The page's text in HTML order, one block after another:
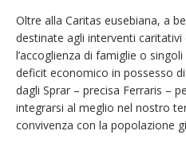
Oltre alla Caritas eusebiana, a
destinate agli interventi
l’accoglienza di famiglie o
deficit economico in possesso
dagli Sprar – precisa Ferraris –
integrarsi al meglio nel nostro
convivenza con la popolazione